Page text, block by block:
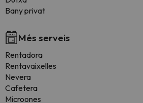
Bany privat
Més serveis
Rentadora
Rentavaixelles
Nevera
Cafetera
Microones